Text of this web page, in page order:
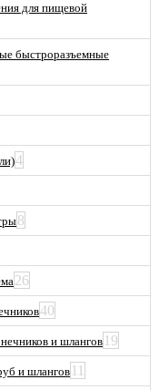
для пищевой
быстроразъемные
4
8
26
40
и шлангов 19
и шлангов 11